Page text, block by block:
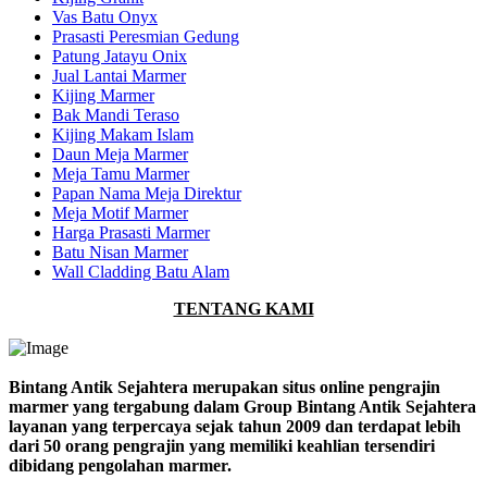
Vas Batu Onyx
Prasasti Peresmian Gedung
Patung Jatayu Onix
Jual Lantai Marmer
Kijing Marmer
Bak Mandi Teraso
Kijing Makam Islam
Daun Meja Marmer
Meja Tamu Marmer
Papan Nama Meja Direktur
Meja Motif Marmer
Harga Prasasti Marmer
Batu Nisan Marmer
Wall Cladding Batu Alam
TENTANG KAMI
Bintang Antik Sejahtera merupakan situs online pengrajin
marmer yang tergabung dalam Group Bintang Antik Sejahtera
layanan yang terpercaya sejak tahun 2009 dan terdapat lebih
dari 50 orang pengrajin yang memiliki keahlian tersendiri
dibidang pengolahan marmer.